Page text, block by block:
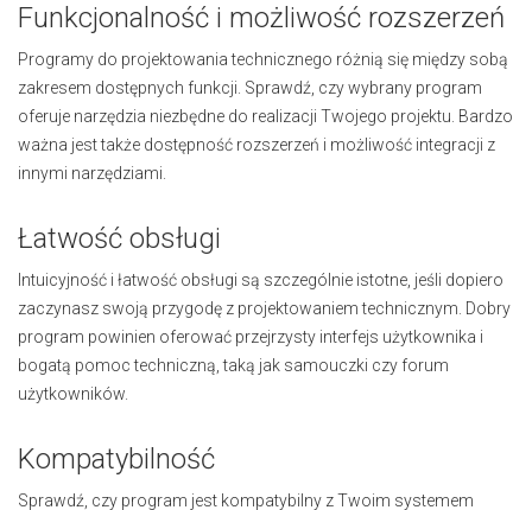
Funkcjonalność i możliwość rozszerzeń
Programy do projektowania technicznego różnią się między sobą
zakresem dostępnych funkcji. Sprawdź, czy wybrany program
oferuje narzędzia niezbędne do realizacji Twojego projektu. Bardzo
ważna jest także dostępność rozszerzeń i możliwość integracji z
innymi narzędziami.
Łatwość obsługi
Intuicyjność i łatwość obsługi są szczególnie istotne, jeśli dopiero
zaczynasz swoją przygodę z projektowaniem technicznym. Dobry
program powinien oferować przejrzysty interfejs użytkownika i
bogatą pomoc techniczną, taką jak samouczki czy forum
użytkowników.
Kompatybilność
Sprawdź, czy program jest kompatybilny z Twoim systemem